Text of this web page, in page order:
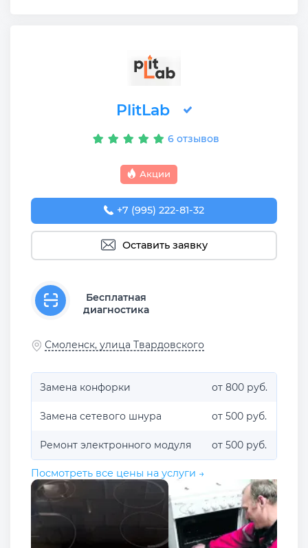
PlitLab
6 отзывов
Акции
+7 (995) 222-81-32
Оставить заявку
Бесплатная
диагностика
Смоленск, улица Твардовского
Замена конфорки от 800 руб.
Замена сетевого шнура от 500 руб.
Ремонт электронного модуля от 500 руб.
Посмотреть все цены на услуги →